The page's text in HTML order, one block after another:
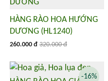
HÀNG RÀO HOA HƯỚNG
DƯƠNG (HL1240)
260.000 đ 320.000 đ
-16%